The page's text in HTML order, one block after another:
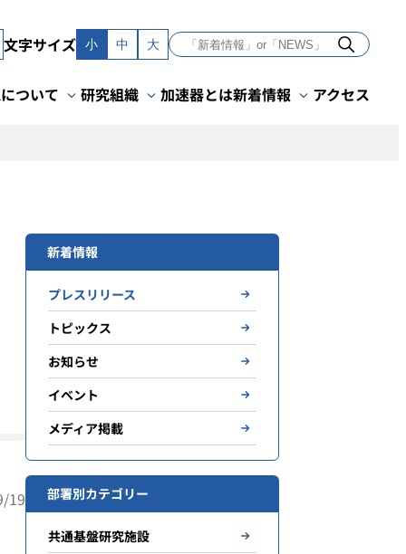
文字サイズ 小 中 大
ついて 研究組織 加速器とは新着情報 アクセス
19
新着情報
プレスリリース
トピックス
お知らせ
イベント
メディア掲載
部署別カテゴリー
共通基盤研究施設